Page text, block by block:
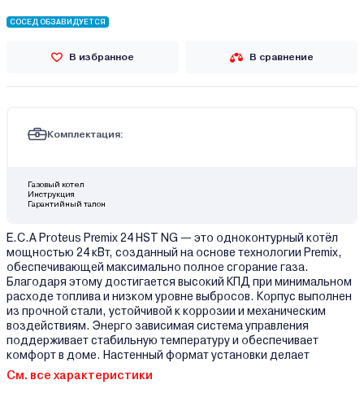
СОСЕД ОБЗАВИДУЕТСЯ
В избранное В сравнение
Комплектация:
Газовый котел
Инструкция
Гарантийный талон
E.C.A Proteus Premix 24 HST NG — это одноконтурный котёл
мощностью 24 кВт, созданный на основе технологии Premix,
обеспечивающей максимально полное сгорание газа.
Благодаря этому достигается высокий КПД при минимальном
расходе топлива и низком уровне выбросов. Корпус выполнен
из прочной стали, устойчивой к коррозии и механическим
воздействиям. Энерго зависимая система управления
поддерживает стабильную температуру и обеспечивает
комфорт в доме. Настенный формат установки делает
См. все характеристики